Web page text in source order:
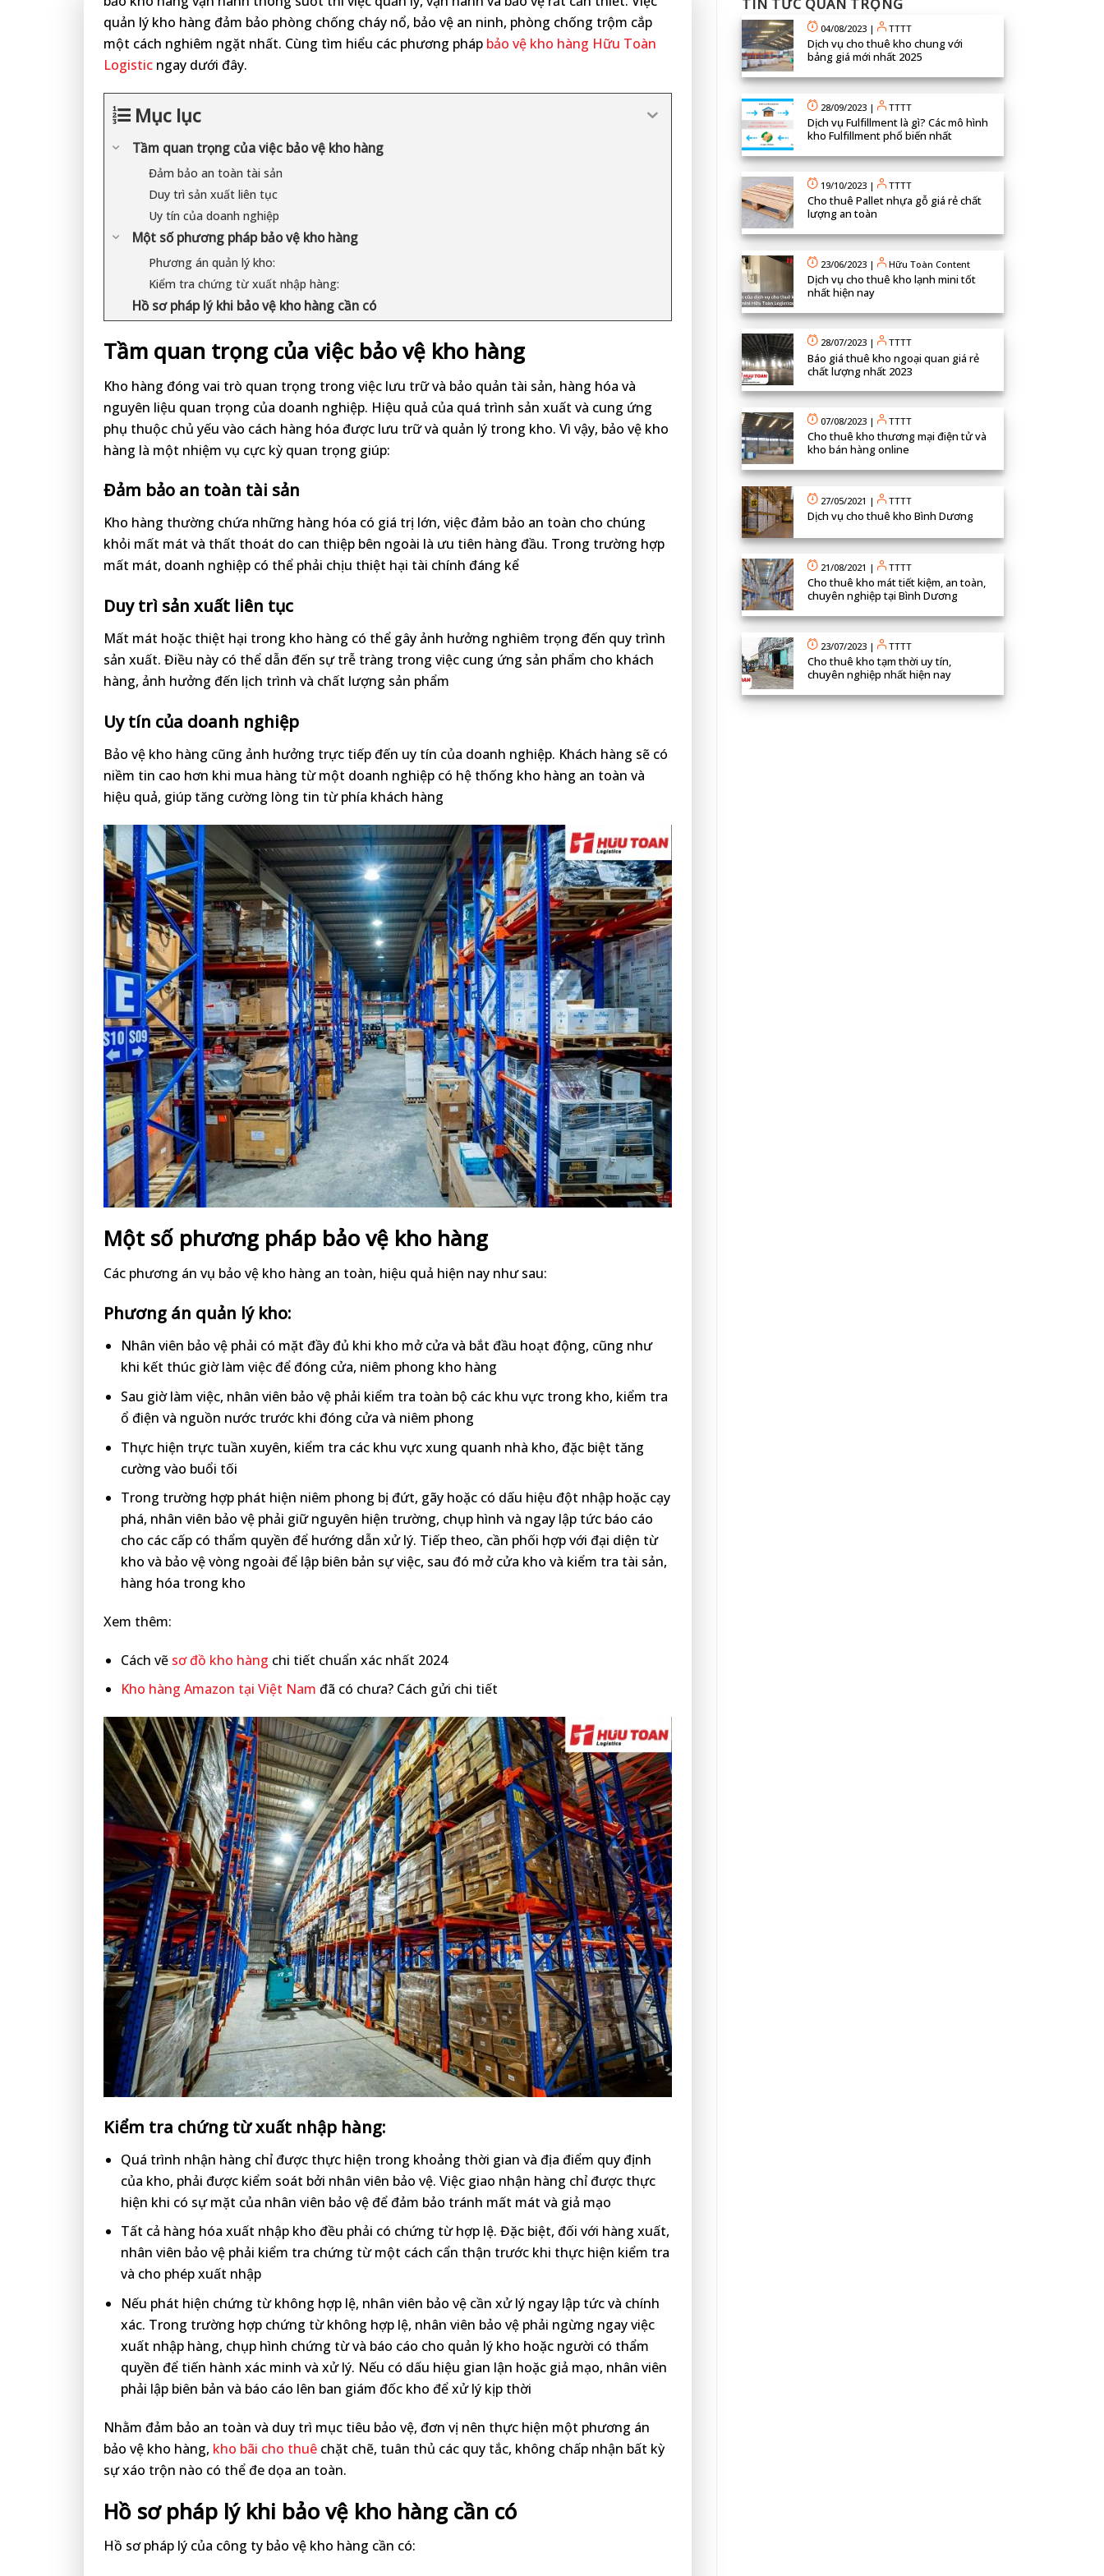
quản lý kho hàng đảm bảo phòng chống cháy nổ, bảo vệ an ninh, phòng chống trộm cắp
một cách nghiêm ngặt nhất. Cùng tìm hiểu các phương pháp bảo vệ kho hàng Hữu Toàn
Logistic ngay dưới đây.
Mục lục
Tầm quan trọng của việc bảo vệ kho hàng
Đảm bảo an toàn tài sản
Duy trì sản xuất liên tục
Uy tín của doanh nghiệp
Một số phương pháp bảo vệ kho hàng
Phương án quản lý kho:
Kiểm tra chứng từ xuất nhập hàng:
Hồ sơ pháp lý khi bảo vệ kho hàng cần có
Tầm quan trọng của việc bảo vệ kho hàng
Kho hàng đóng vai trò quan trọng trong việc lưu trữ và bảo quản tài sản, hàng hóa và
nguyên liệu quan trọng của doanh nghiệp. Hiệu quả của quá trình sản xuất và cung ứng
phụ thuộc chủ yếu vào cách hàng hóa được lưu trữ và quản lý trong kho. Vì vậy, bảo vệ kho
hàng là một nhiệm vụ cực kỳ quan trọng giúp:
Đảm bảo an toàn tài sản
Kho hàng thường chứa những hàng hóa có giá trị lớn, việc đảm bảo an toàn cho chúng
khỏi mất mát và thất thoát do can thiệp bên ngoài là ưu tiên hàng đầu. Trong trường hợp
mất mát, doanh nghiệp có thể phải chịu thiệt hại tài chính đáng kể
Duy trì sản xuất liên tục
Mất mát hoặc thiệt hại trong kho hàng có thể gây ảnh hưởng nghiêm trọng đến quy trình
sản xuất. Điều này có thể dẫn đến sự trễ tràng trong việc cung ứng sản phẩm cho khách
hàng, ảnh hưởng đến lịch trình và chất lượng sản phẩm
Uy tín của doanh nghiệp
Bảo vệ kho hàng cũng ảnh hưởng trực tiếp đến uy tín của doanh nghiệp. Khách hàng sẽ có
niềm tin cao hơn khi mua hàng từ một doanh nghiệp có hệ thống kho hàng an toàn và
hiệu quả, giúp tăng cường lòng tin từ phía khách hàng
Một số phương pháp bảo vệ kho hàng
Các phương án vụ bảo vệ kho hàng an toàn, hiệu quả hiện nay như sau:
Phương án quản lý kho:
Nhân viên bảo vệ phải có mặt đầy đủ khi kho mở cửa và bắt đầu hoạt động, cũng như
khi kết thúc giờ làm việc để đóng cửa, niêm phong kho hàng
Sau giờ làm việc, nhân viên bảo vệ phải kiểm tra toàn bộ các khu vực trong kho, kiểm tra
ổ điện và nguồn nước trước khi đóng cửa và niêm phong
Thực hiện trực tuần xuyên, kiểm tra các khu vực xung quanh nhà kho, đặc biệt tăng
cường vào buổi tối
Trong trường hợp phát hiện niêm phong bị đứt, gãy hoặc có dấu hiệu đột nhập hoặc cạy
phá, nhân viên bảo vệ phải giữ nguyên hiện trường, chụp hình và ngay lập tức báo cáo
cho các cấp có thẩm quyền để hướng dẫn xử lý. Tiếp theo, cần phối hợp với đại diện từ
kho và bảo vệ vòng ngoài để lập biên bản sự việc, sau đó mở cửa kho và kiểm tra tài sản,
hàng hóa trong kho
Xem thêm:
Cách vẽ sơ đồ kho hàng chi tiết chuẩn xác nhất 2024
Kho hàng Amazon tại Việt Nam đã có chưa? Cách gửi chi tiết
Kiểm tra chứng từ xuất nhập hàng:
Quá trình nhận hàng chỉ được thực hiện trong khoảng thời gian và địa điểm quy định
của kho, phải được kiểm soát bởi nhân viên bảo vệ. Việc giao nhận hàng chỉ được thực
hiện khi có sự mặt của nhân viên bảo vệ để đảm bảo tránh mất mát và giả mạo
Tất cả hàng hóa xuất nhập kho đều phải có chứng từ hợp lệ. Đặc biệt, đối với hàng xuất,
nhân viên bảo vệ phải kiểm tra chứng từ một cách cẩn thận trước khi thực hiện kiểm tra
và cho phép xuất nhập
Nếu phát hiện chứng từ không hợp lệ, nhân viên bảo vệ cần xử lý ngay lập tức và chính
xác. Trong trường hợp chứng từ không hợp lệ, nhân viên bảo vệ phải ngừng ngay việc
xuất nhập hàng, chụp hình chứng từ và báo cáo cho quản lý kho hoặc người có thẩm
quyền để tiến hành xác minh và xử lý. Nếu có dấu hiệu gian lận hoặc giả mạo, nhân viên
phải lập biên bản và báo cáo lên ban giám đốc kho để xử lý kịp thời
Nhằm đảm bảo an toàn và duy trì mục tiêu bảo vệ, đơn vị nên thực hiện một phương án
bảo vệ kho hàng, kho bãi cho thuê chặt chẽ, tuân thủ các quy tắc, không chấp nhận bất kỳ
sự xáo trộn nào có thể đe dọa an toàn.
Hồ sơ pháp lý khi bảo vệ kho hàng cần có
Hồ sơ pháp lý của công ty bảo vệ kho hàng cần có:
TIN TỨC QUAN TRỌNG
04/08/2023 | TTTT
Dịch vụ cho thuê kho chung với
bảng giá mới nhất 2025
28/09/2023 | TTTT
Dịch vụ Fulfillment là gì? Các mô hình
kho Fulfillment phổ biến nhất
19/10/2023 | TTTT
Cho thuê Pallet nhựa gỗ giá rẻ chất
lượng an toàn
23/06/2023 | Hữu Toàn Content
Dịch vụ cho thuê kho lạnh mini tốt
nhất hiện nay
28/07/2023 | TTTT
Báo giá thuê kho ngoại quan giá rẻ
chất lượng nhất 2023
07/08/2023 | TTTT
Cho thuê kho thương mại điện tử và
kho bán hàng online
27/05/2021 | TTTT
Dịch vụ cho thuê kho Bình Dương
21/08/2021 | TTTT
Cho thuê kho mát tiết kiệm, an toàn,
chuyên nghiệp tại Bình Dương
23/07/2023 | TTTT
Cho thuê kho tạm thời uy tín,
chuyên nghiệp nhất hiện nay